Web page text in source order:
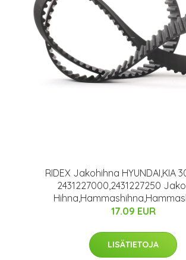
RIDEX Jakohihna HYUNDAI,KIA
2431227000,2431227250
17.09 EUR
LISÄTIETOJA